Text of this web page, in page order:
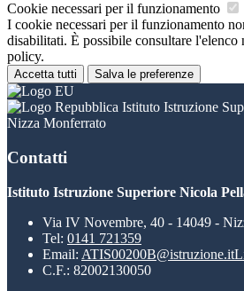
Cookie necessari per il funzionamento
I cookie necessari per il funzionamento
disabilitati. È possibile consultare l'elenco
policy.
Accetta tutti Salva le preferenze
Istituto Istruzione
Nizza Monferrato
Contatti
Istituto Istruzione Superiore Nicola
Via IV Novembre, 40 - 14049 -
Tel: 0141 721359
Email: ATIS00200B@istruzione.it
C.F.: 82002130050